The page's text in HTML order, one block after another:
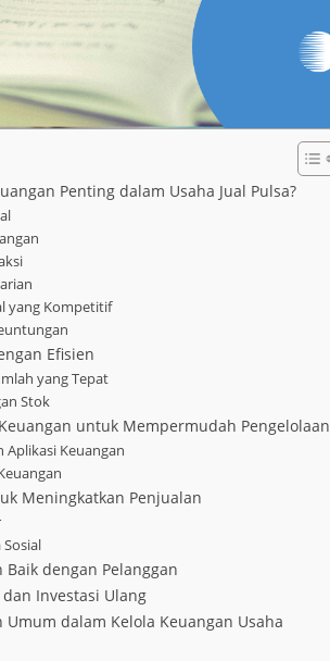
Penting dalam Usaha Jual Pulsa?
yang Kompetitif
Efisien
yang Tepat
Stok
untuk Mempermudah Pengelolaan
Keuangan
Meningkatkan Penjualan
dengan Pelanggan
Investasi Ulang
dalam Kelola Keuangan Usaha